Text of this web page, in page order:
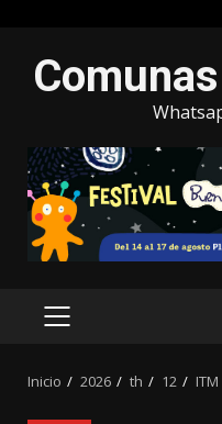
contenido
MENÚ
Inicio 2026 th 12